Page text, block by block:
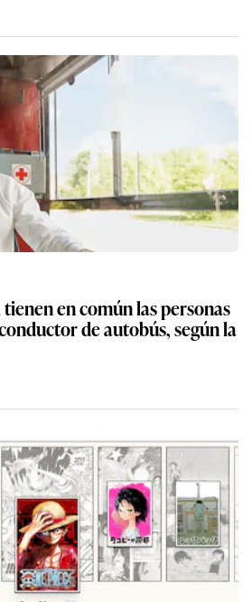
en común las personas
de autobús, según la